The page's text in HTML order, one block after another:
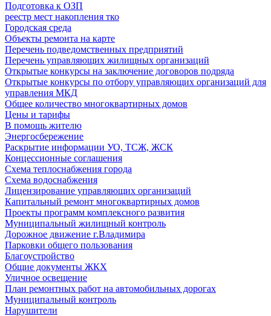
Подготовка к ОЗП
реестр мест накопления тко
Городская среда
Объекты ремонта на карте
Перечень подведомственных предприятий
Перечень управляющих жилищных организаций
Открытые конкурсы на заключение договоров подряда
Открытые конкурсы по отбору управляющих организаций для
управления МКД
Общее количество многоквартирных домов
Цены и тарифы
В помощь жителю
Энергосбережение
Раскрытие информации УО, ТСЖ, ЖСК
Концессионные соглашения
Схема теплоснабжения города
Схема водоснабжения
Лицензирование управляющих организаций
Капитальный ремонт многоквартирных домов
Проекты программ комплексного развития
Муниципальный жилищный контроль
Дорожное движение г.Владимира
Парковки общего пользования
Благоустройство
Общие документы ЖКХ
Уличное освещение
План ремонтных работ на автомобильных дорогах
Муниципальный контроль
Нарушители